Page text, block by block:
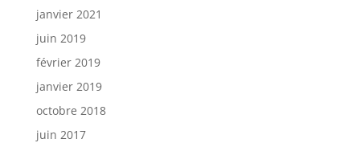
janvier 2021
juin 2019
février 2019
janvier 2019
octobre 2018
juin 2017